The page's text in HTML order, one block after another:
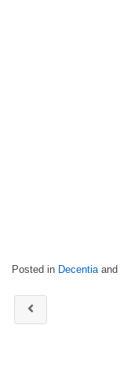
Posted in Decentiaand